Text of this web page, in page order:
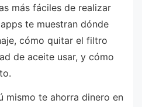
más fáciles de realizar
te muestran dónde
cómo quitar el filtro
de aceite usar, y cómo
mismo te ahorra dinero en